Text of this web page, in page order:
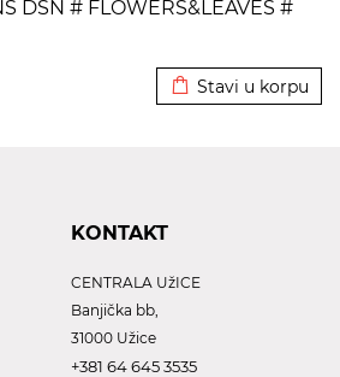
DSN # FLOWERS&LEAVES #
Stavi u korpu
KONTAKT
CENTRALA UžICE
Banjička bb,
31000 Užice
+381 64 645 3535